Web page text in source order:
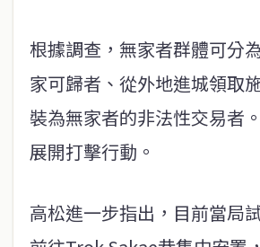
根據調查，無家者群體可分
家可歸者、從外地進城領取
裝為無家者的非法性交易者
展開打擊行動。
高松進一步指出，目前當局